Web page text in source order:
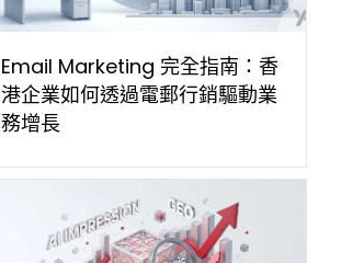
Email Marketing 完全指南：香
港企業如何透過電郵行銷驅動業
務增長